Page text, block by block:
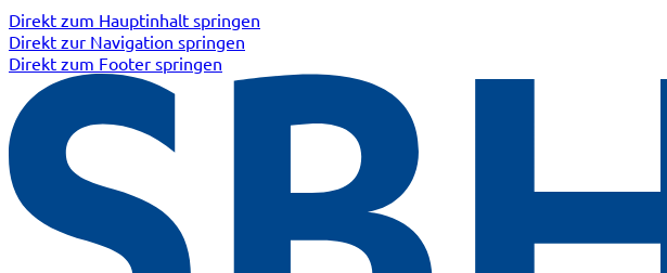
Direkt zum Hauptinhalt springen
Direkt zur Navigation springen
Direkt zum Footer springen